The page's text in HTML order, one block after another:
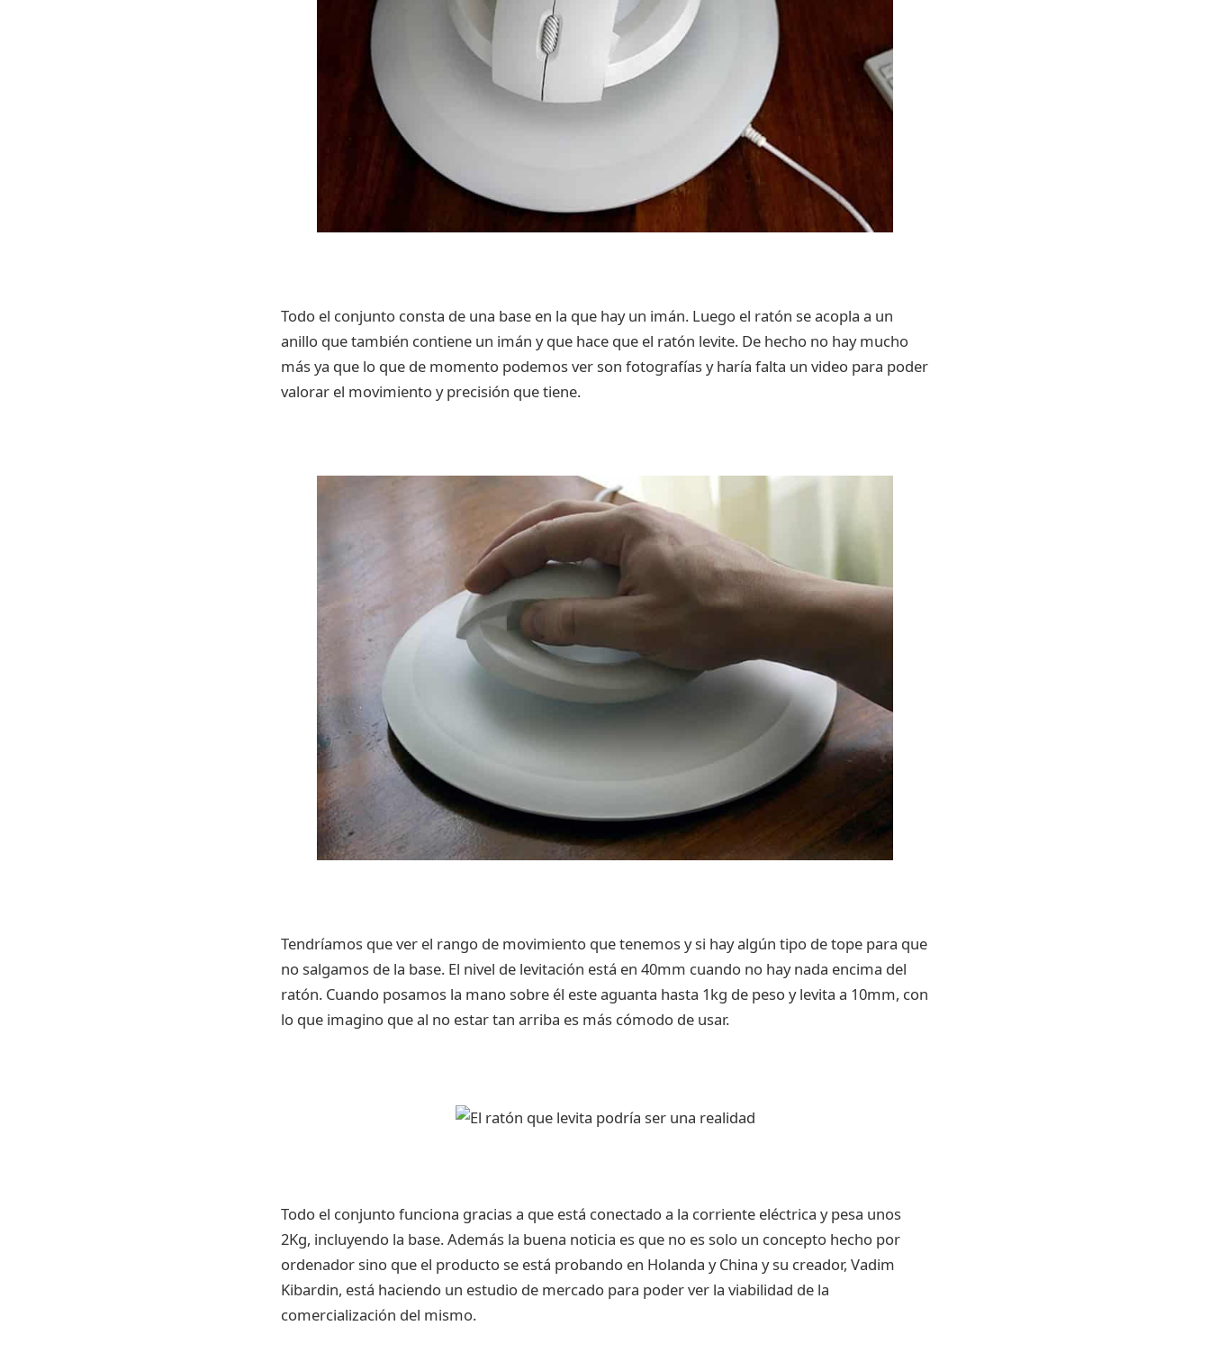
Todo el conjunto consta de una base en la que hay un imán. Luego el ratón se acopla a un
anillo que también contiene un imán y que hace que el ratón levite. De hecho no hay mucho
más ya que lo que de momento podemos ver son fotografías y haría falta un video para poder
valorar el movimiento y precisión que tiene.
Tendríamos que ver el rango de movimiento que tenemos y si hay algún tipo de tope para que
no salgamos de la base. El nivel de levitación está en 40mm cuando no hay nada encima del
ratón. Cuando posamos la mano sobre él este aguanta hasta 1kg de peso y levita a 10mm, con
lo que imagino que al no estar tan arriba es más cómodo de usar.
Todo el conjunto funciona gracias a que está conectado a la corriente eléctrica y pesa unos
2Kg, incluyendo la base. Además la buena noticia es que no es solo un concepto hecho por
ordenador sino que el producto se está probando en Holanda y China y su creador, Vadim
Kibardin, está haciendo un estudio de mercado para poder ver la viabilidad de la
comercialización del mismo.